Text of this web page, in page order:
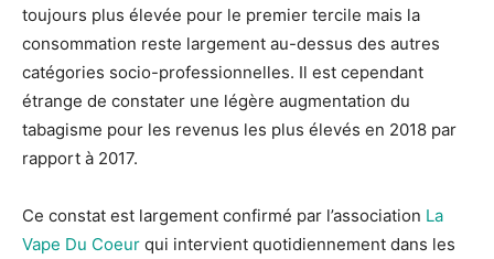
toujours plus élevée pour le premier tercile mais la
consommation reste largement au-dessus des autres
catégories socio-professionnelles. Il est cependant
étrange de constater une légère augmentation du
tabagisme pour les revenus les plus élevés en 2018 par
rapport à 2017.
Ce constat est largement confirmé par l’association La
Vape Du Coeur qui intervient quotidiennement dans les